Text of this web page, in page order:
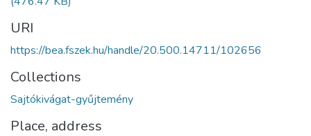
URI
https://bea.fszek.hu/handle/20.500.14711/102656
Collections
Sajtókivágat-gyűjtemény
Place, address